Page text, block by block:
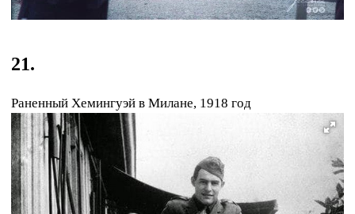
21.
Раненный Хемингуэй в Милане, 1918 год